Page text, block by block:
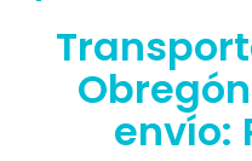
envío: